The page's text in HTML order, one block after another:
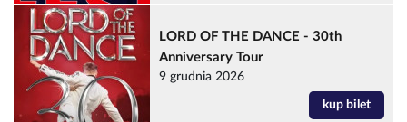
LORD OF THE DANCE - 30th
Anniversary Tour
9 grudnia 2026
kup bilet